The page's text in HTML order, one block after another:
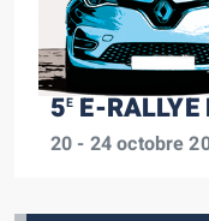
5EE-RALLYE
20 - 24 octobre